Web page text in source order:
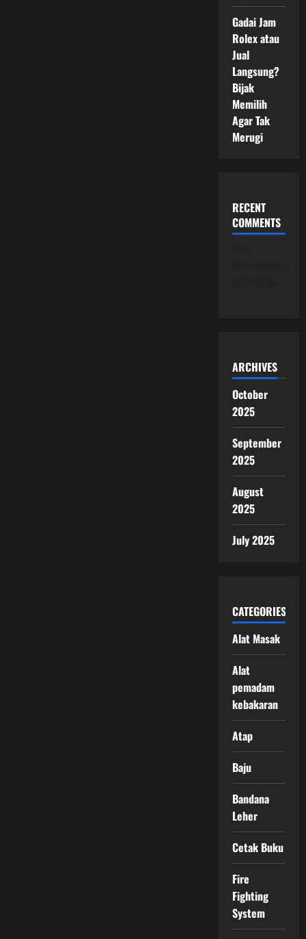
Gadai Jam
Rolex atau
Jual
Langsung?
Bijak
Memilih
Agar Tak
Merugi
RECENT
COMMENTS
ARCHIVES
October
2025
September
2025
August
2025
July 2025
CATEGORIES
Alat Masak
Alat
pemadam
kebakaran
Atap
Baju
Bandana
Leher
Cetak Buku
Fire
Fighting
System